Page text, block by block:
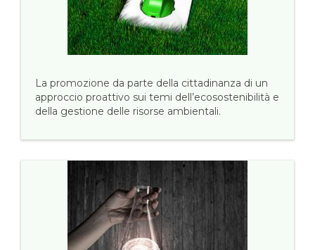
La promozione da parte della cittadinanza di un
approccio proattivo sui temi dell’ecosostenibilità e
della gestione delle risorse ambientali.